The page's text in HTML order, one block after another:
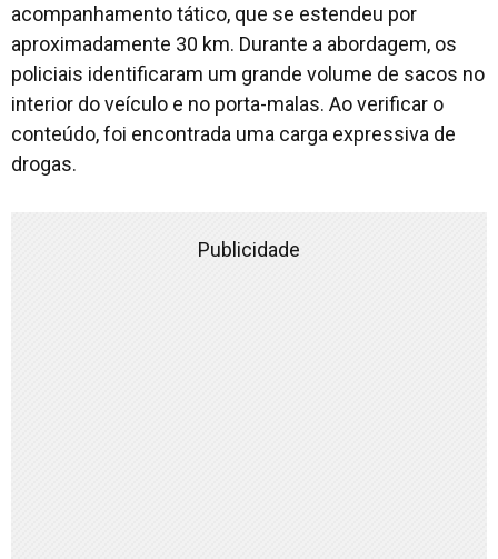
acompanhamento tático, que se estendeu por
aproximadamente 30 km. Durante a abordagem, os
policiais identificaram um grande volume de sacos no
interior do veículo e no porta-malas. Ao verificar o
conteúdo, foi encontrada uma carga expressiva de
drogas.
Publicidade